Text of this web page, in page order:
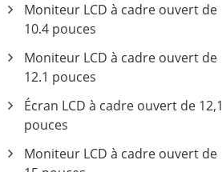
Moniteur LCD à cadre ouvert de
10.4 pouces
Moniteur LCD à cadre ouvert de
12.1 pouces
Écran LCD à cadre ouvert de 12,1
pouces
Moniteur LCD à cadre ouvert de